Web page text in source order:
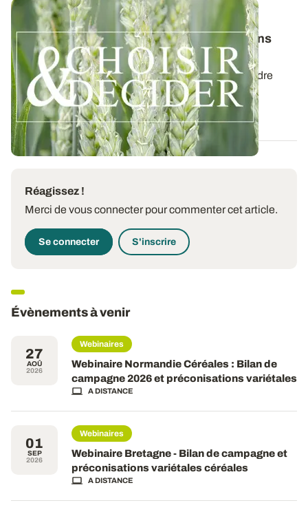
SUD-OUEST
Blé tendre : téléchargez nos préconisations
pour les semis 2026
Retrouvez les préconisations 2026/2027 en blé tendre
avec le guide régional Choisir et...
03 AOÛT 2026
Réagissez !
Merci de vous connecter pour commenter cet article.
Se connecter S'inscrire
Évènements à venir
27
AOÛ
2026
Webinaires
Webinaire Normandie Céréales : Bilan de
campagne 2026 et préconisations variétales
A DISTANCE
01
SEP
2026
Webinaires
Webinaire Bretagne - Bilan de campagne et
préconisations variétales céréales
A DISTANCE